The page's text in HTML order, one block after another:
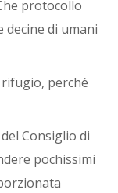
protocollo
decine di umani
rifugio, perché
Consiglio di
pochissimi